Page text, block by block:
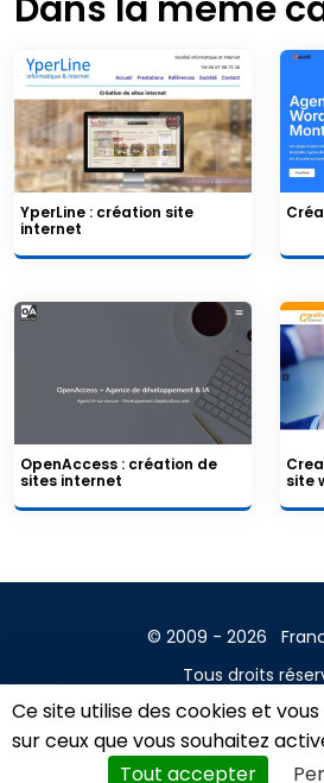
Ce site utilise des cookies et
sur ceux que vous souhaitez
Tout accepter
YperLine : création site
internet
OpenAccess : création de
sites internet
site
© 2009 - 2026
Tous droits
Contact
Mentions